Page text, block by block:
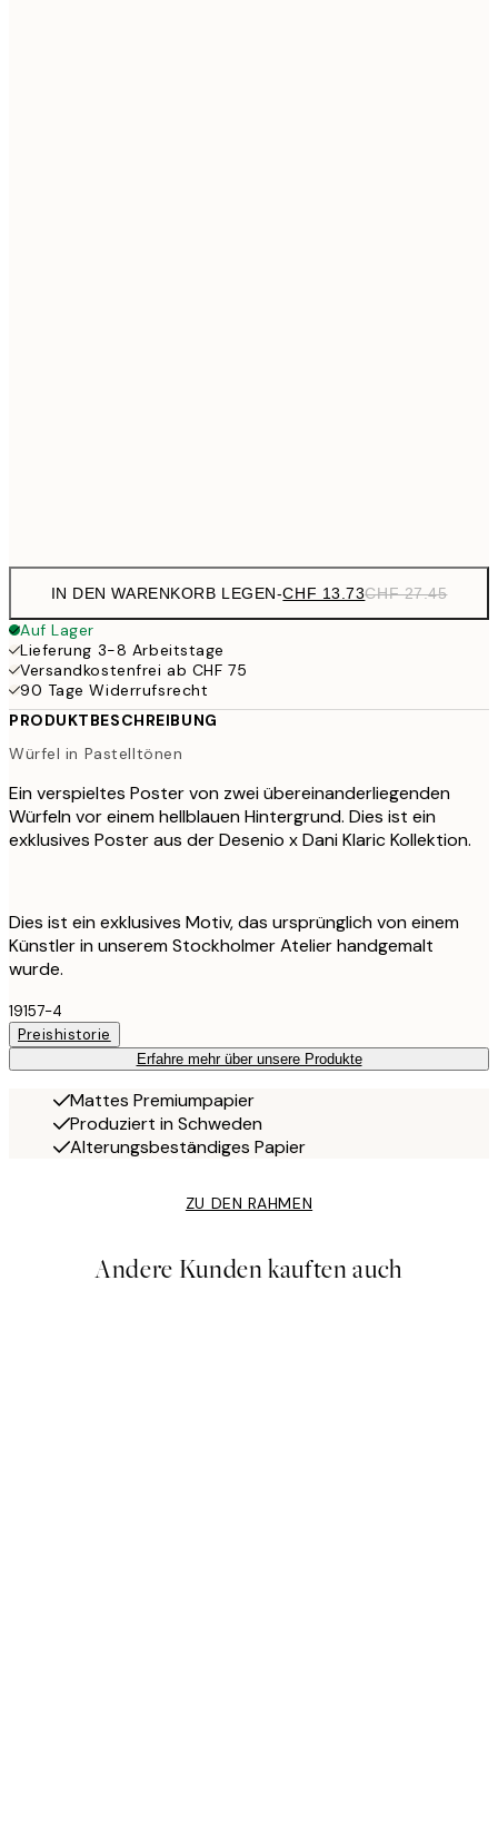
IN DEN WARENKORB LEGEN-CHF 13.73CHF 27.45
Auf Lager
Lieferung 3-8 Arbeitstage
Versandkostenfrei ab CHF 75
90 Tage Widerrufsrecht
PRODUKTBESCHREIBUNG
Würfel in Pastelltönen
Ein verspieltes Poster von zwei übereinanderliegenden
Würfeln vor einem hellblauen Hintergrund. Dies ist ein
exklusives Poster aus der Desenio x Dani Klaric Kollektion.
Dies ist ein exklusives Motiv, das ursprünglich von einem
Künstler in unserem Stockholmer Atelier handgemalt
wurde.
19157-4
Preishistorie
Erfahre mehr über unsere Produkte
Mattes Premiumpapier
Produziert in Schweden
Alterungsbeständiges Papier
ZU DEN RAHMEN
Andere Kunden kauften auch